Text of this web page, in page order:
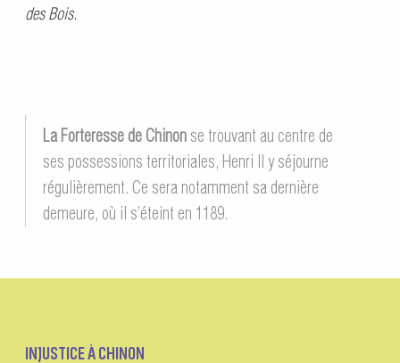
des Bois.
La Forteresse de Chinon se trouvant au centre de
ses possessions territoriales, Henri II y séjourne
régulièrement. Ce sera notamment sa dernière
demeure, où il s’éteint en 1189.
INJUSTICE À CHINON